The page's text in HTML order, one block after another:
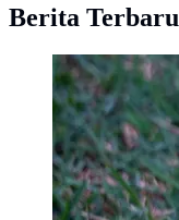
Berita Terbaru